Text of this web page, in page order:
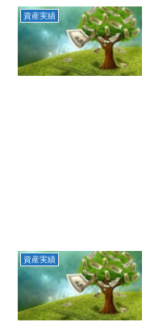
資産実績
資産実績